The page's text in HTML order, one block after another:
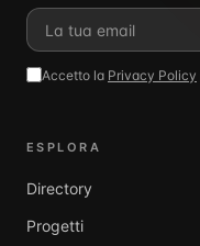
Accetto la Privacy Policy
ESPLORA
Directory
Progetti